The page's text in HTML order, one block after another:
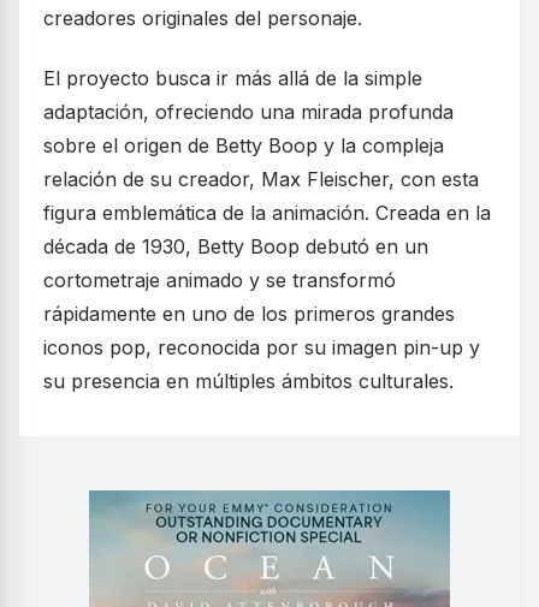
creadores originales del personaje.
El proyecto busca ir más allá de la simple
adaptación, ofreciendo una mirada profunda
sobre el origen de Betty Boop y la compleja
relación de su creador, Max Fleischer, con esta
figura emblemática de la animación. Creada en la
década de 1930, Betty Boop debutó en un
cortometraje animado y se transformó
rápidamente en uno de los primeros grandes
iconos pop, reconocida por su imagen pin-up y
su presencia en múltiples ámbitos culturales.